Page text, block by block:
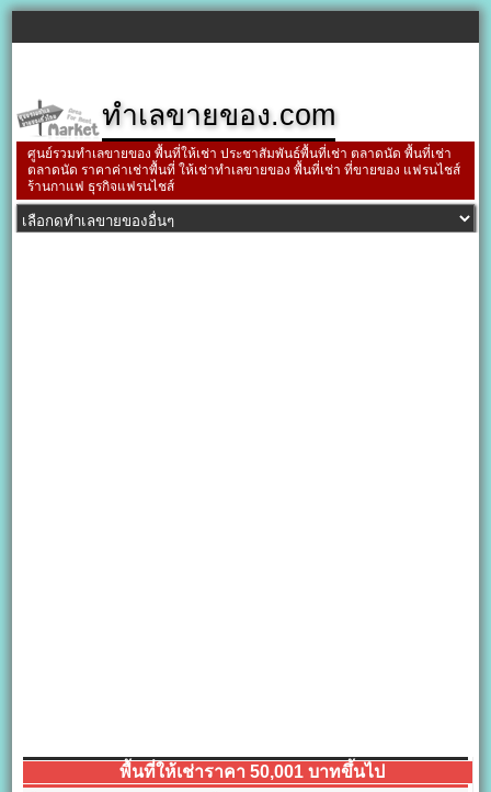
ทำเลขายของ.com
ศูนย์รวมทำเลขายของ พื้นที่ให้เช่า ประชาสัมพันธ์พื้นที่เช่า ตลาดนัด พื้นที่เช่า
ตลาดนัด ราคาค่าเช่าพื้นที่ ให้เช่าทำเลขายของ พื้นที่เช่า ที่ขายของ แฟรนไชส์
ร้านกาแฟ ธุรกิจแฟรนไชส์
พื้นที่ให้เช่าราคา 50,001 บาทขึ้นไป